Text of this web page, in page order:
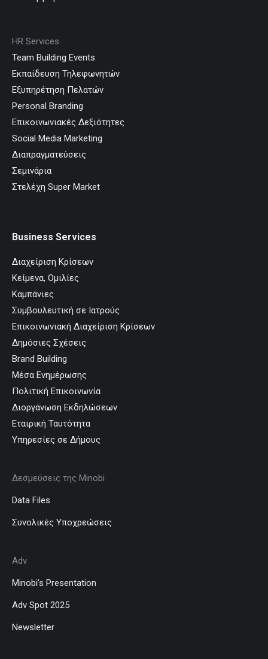
HR Services
Team Building Events
Εκπαίδευση Τηλεφωνητών
Εξυπηρέτηση Πελατών
Personal Branding
Επικοινωνιακές Δεξιότητες
Social Media Marketing
Διαπραγματεύσεις
Σεμινάρια
Στελέχη Super Market
Business Services
Διαχείριση Κρίσεων
Κείμενα, Ομιλίες
Καμπάνιες
Συμβουλευτική σε Ιατρούς
Επικοινωνιακή Διαχείριση Κρίσεων
Δημόσιες Σχέσεις
Brand Building
Μέσα Ενημέρωσης
Πολιτική Επικοινωνία
Διοργάνωση Εκδηλώσεων
Εταιρική Ταυτότητα
Υπηρεσίες σε Δήμους
Δεσμεύσεις της Minobi
Data Files
Συνολικές Υποχρεώσεις
Adv
Minobi’s Presentation
Adv Spot 2025
Newsletter